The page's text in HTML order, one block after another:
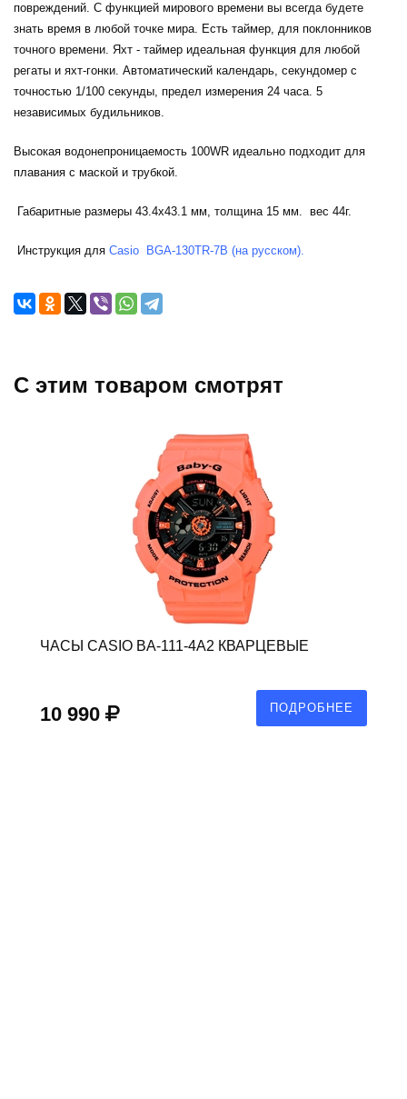
повреждений. С функцией мирового времени вы всегда будете
знать время в любой точке мира. Есть таймер, для поклонников
точного времени. Яхт - таймер идеальная функция для любой
регаты и яхт-гонки. Автоматический календарь, секундомер с
точностью 1/100 секунды, предел измерения 24 часа. 5
независимых будильников.
Высокая водонепроницаемость 100WR идеально подходит для
плавания с маской и трубкой.
Габаритные размеры 43.4х43.1 мм, толщина 15 мм. вес 44г.
Инструкция для Casio BGA-130TR-7B (на русском).
C этим товаром смотрят
ЧАСЫ CASIO BA-111-4A2 КВАРЦЕВЫЕ
10 990 ПОДРОБНЕЕ